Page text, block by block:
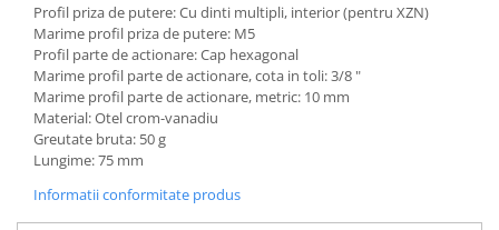
Profil priza de putere: Cu dinti multipli, interior (pentru XZN)
Marime profil priza de putere: M5
Profil parte de actionare: Cap hexagonal
Marime profil parte de actionare, cota in toli: 3/8 "
Marime profil parte de actionare, metric: 10 mm
Material: Otel crom-vanadiu
Greutate bruta: 50 g
Lungime: 75 mm
Informatii conformitate produs